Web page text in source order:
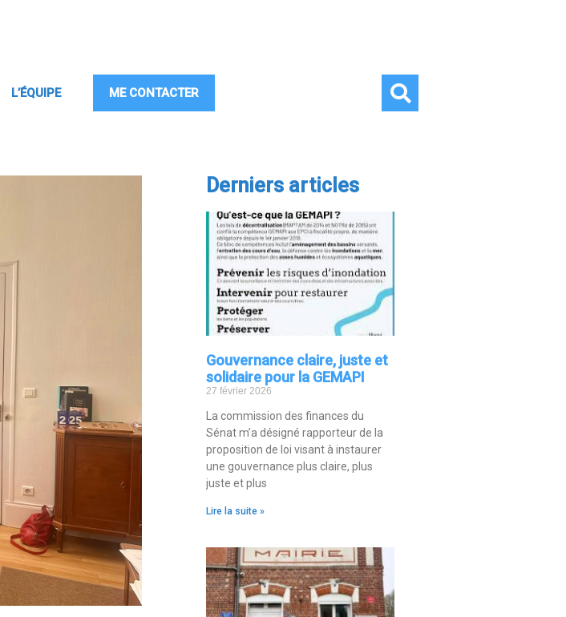
L’ÉQUIPE ME CONTACTER
Derniers articles
Gouvernance claire, juste et
solidaire pour la GEMAPI
27 février 2026
La commission des finances du
Sénat m’a désigné rapporteur de la
proposition de loi visant à instaurer
une gouvernance plus claire, plus
juste et plus
Lire la suite »